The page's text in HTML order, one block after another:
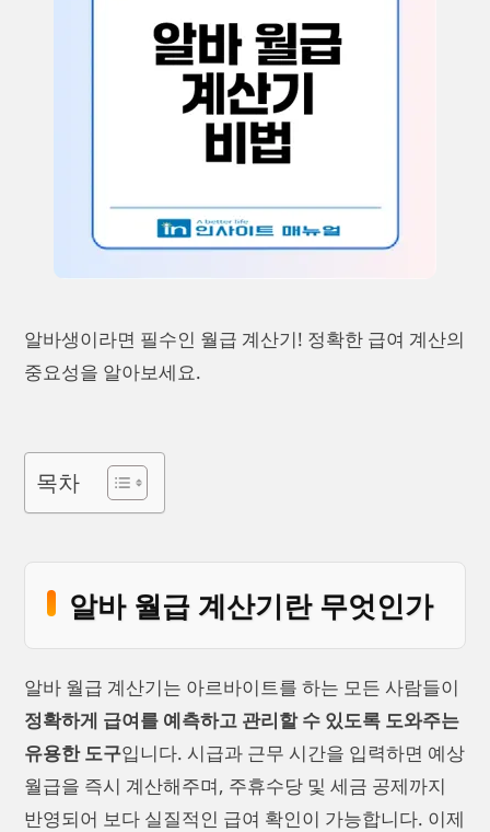
알바생이라면 필수인 월급 계산기! 정확한 급여 계산의
중요성을 알아보세요.
목차
알바 월급 계산기란 무엇인가
알바 월급 계산기는 아르바이트를 하는 모든 사람들이
정확하게 급여를 예측하고 관리할 수 있도록 도와주는
유용한 도구입니다. 시급과 근무 시간을 입력하면 예상
월급을 즉시 계산해주며, 주휴수당 및 세금 공제까지
반영되어 보다 실질적인 급여 확인이 가능합니다. 이제